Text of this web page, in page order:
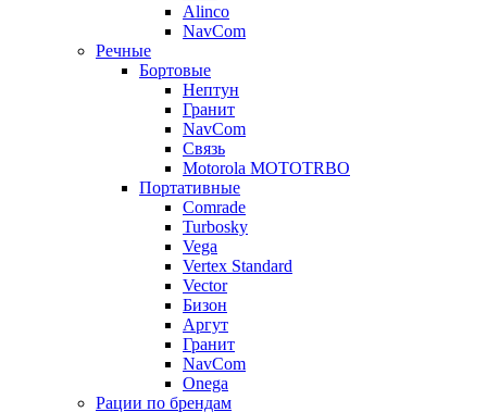
Alinco
NavCom
Речные
Бортовые
Нептун
Гранит
NavCom
Связь
Motorola MOTOTRBO
Портативные
Comrade
Turbosky
Vega
Vertex Standard
Vector
Бизон
Аргут
Гранит
NavCom
Onega
Рации по брендам